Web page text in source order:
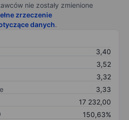
nie zostały zmienione
zrzeczenie
danych.
3,40
3,52
3,32
3,33
17 232,00
150,63%